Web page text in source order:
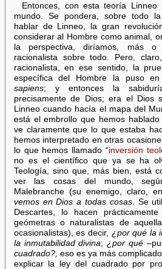
Entonces, con esta teoría Linneo
mundo. Se pondera, sobre todo
hablar de Linneo, la gran
considerar al Hombre como animal,
la perspectiva, diríamos, más o
racionalista sobre todo. Pero,
racionalista, en ese sentido, la
específica del Hombre la puso
sapiens; y entonces la
precisamente de Dios; era el Dios
Linneo cuando hacía el mapa del
está el embrollo que hemos
ve claramente que lo que estaba
hemos interpretado en otras
lo que hemos llamado “inversión
no es el científico que ya se ha
Teología, sino que, más bien, está
ver las cosas del mundo,
Malebranche (su enemigo, claro,
vemos en Dios a todas cosas. Se
Descartes, lo hacen
geómetras o naturalistas de
ocasionalistas), es decir, ¿por qué la
la inmutabilidad divina;¿por qué
cuadrado?, eso es ya más
explicar la ley del cuadrado por